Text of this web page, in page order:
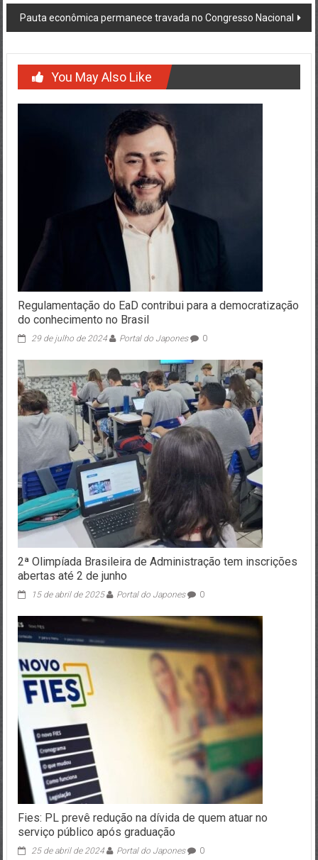
Pauta econômica permanece travada no Congresso Nacional
You May Also Like
Regulamentação do EaD contribui para a democratização
do conhecimento no Brasil
29 de julho de 2024 Portal do Japones 0
2ª Olimpíada Brasileira de Administração tem inscrições
abertas até 2 de junho
15 de abril de 2025 Portal do Japones 0
Fies: PL prevê redução na dívida de quem atuar no
serviço público após graduação
25 de abril de 2024 Portal do Japones 0